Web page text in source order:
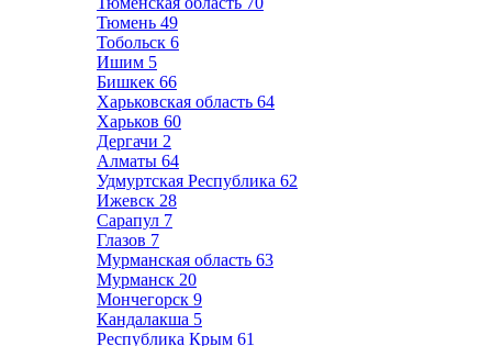
Тюмень 49
Тобольск 6
Ишим 5
Бишкек 66
Харьковская область 64
Харьков 60
Дергачи 2
Алматы 64
Удмуртская Республика 62
Ижевск 28
Сарапул 7
Глазов 7
Мурманская область 63
Мурманск 20
Мончегорск 9
Кандалакша 5
Республика Крым 61